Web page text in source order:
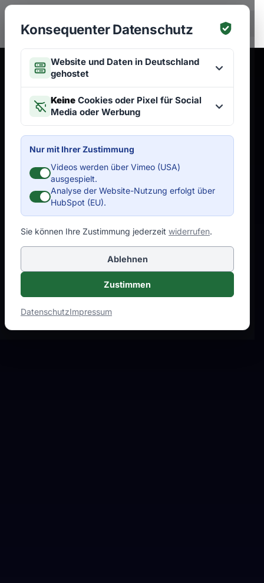
Zum Hauptinhalt springen
EN
Konsequenter Datenschutz
Website und Daten in Deutschland
gehostet
Keine Cookies oder Pixel für Social
Media oder Werbung
Nur mit Ihrer Zustimmung
Videos werden über Vimeo (USA)
ausgespielt.
Analyse der Website-Nutzung erfolgt über
HubSpot (EU).
Sie können Ihre Zustimmung jederzeit widerrufen.
Ablehnen
Zustimmen
DatenschutzImpressum